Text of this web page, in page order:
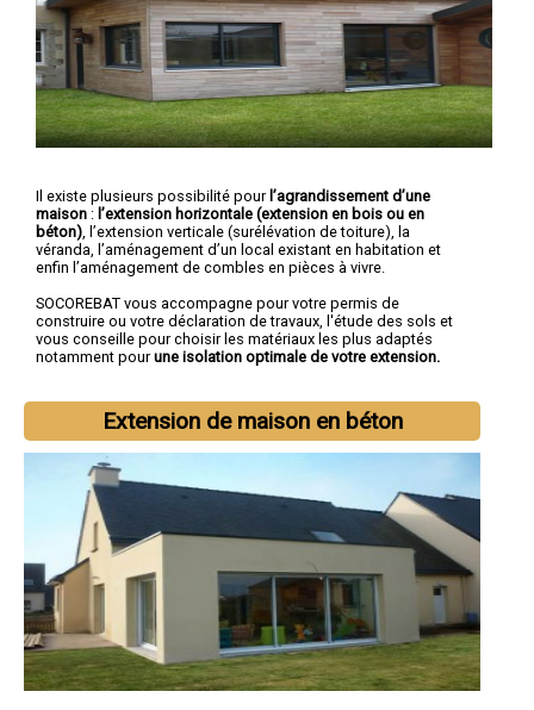
Il existe plusieurs possibilité pour l’agrandissement d’une
maison : l’extension horizontale (extension en bois ou en
béton), l’extension verticale (surélévation de toiture), la
véranda, l’aménagement d’un local existant en habitation et
enfin l’aménagement de combles en pièces à vivre.
SOCOREBAT vous accompagne pour votre permis de
construire ou votre déclaration de travaux, l'étude des sols et
vous conseille pour choisir les matériaux les plus adaptés
notamment pourune isolation optimale de votre extension.
Extension de maison en béton